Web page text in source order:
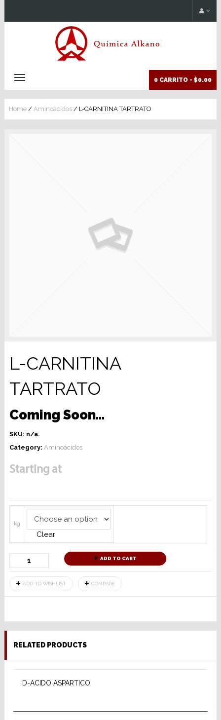
0 CARRITO - $0.00
Home / Aminoácidos / L-CARNITINA TARTRATO
L-CARNITINA
TARTRATO
Coming Soon…
SKU: n/a.
Category: Aminoácidos
Starting at
kg
Clear
ADD TO CART
ADD TO WISHLIST COMPARE
RELATED PRODUCTS
D-ACIDO ASPARTICO
SELECT OPTIONS